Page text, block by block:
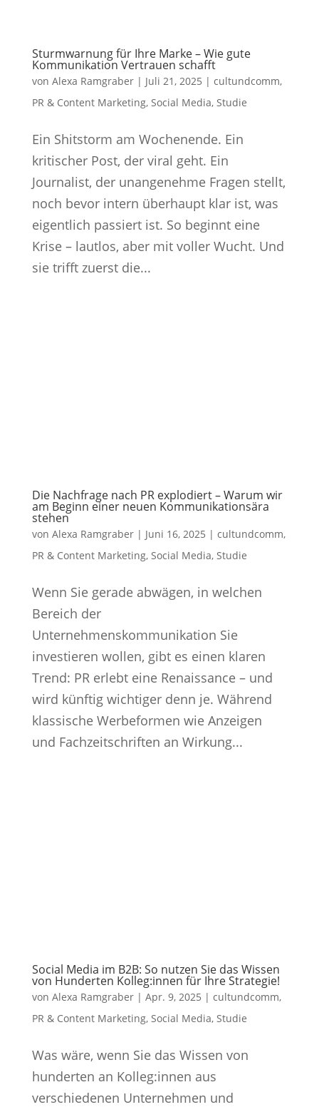
Sturmwarnung für Ihre Marke – Wie gute
Kommunikation Vertrauen schafft
von Alexa Ramgraber| Juli 21, 2025 | cultundcomm,
PR & Content Marketing, Social Media, Studie
Ein Shitstorm am Wochenende. Ein
kritischer Post, der viral geht. Ein
Journalist, der unangenehme Fragen stellt,
noch bevor intern überhaupt klar ist, was
eigentlich passiert ist. So beginnt eine
Krise – lautlos, aber mit voller Wucht. Und
sie trifft zuerst die...
Die Nachfrage nach PR explodiert – Warum wir
am Beginn einer neuen Kommunikationsära
stehen
von Alexa Ramgraber| Juni 16, 2025 | cultundcomm,
PR & Content Marketing, Social Media, Studie
Wenn Sie gerade abwägen, in welchen
Bereich der
Unternehmenskommunikation Sie
investieren wollen, gibt es einen klaren
Trend: PR erlebt eine Renaissance – und
wird künftig wichtiger denn je. Während
klassische Werbeformen wie Anzeigen
und Fachzeitschriften an Wirkung...
Social Media im B2B: So nutzen Sie das Wissen
von Hunderten Kolleg:innen für Ihre Strategie!
von Alexa Ramgraber| Apr. 9, 2025 | cultundcomm,
PR & Content Marketing, Social Media, Studie
Was wäre, wenn Sie das Wissen von
hunderten an Kolleg:innen aus
verschiedenen Unternehmen und